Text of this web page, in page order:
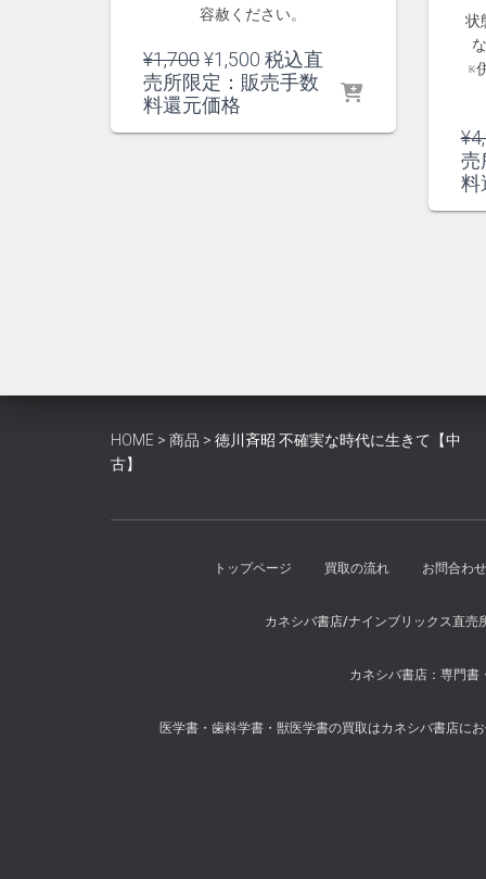
容赦ください。
¥1,700元
の
価
¥1,500 現
在
税込直
売所限定：販売手数
料還元価格
状
※
¥
売
料
HOME > 商品 > 徳川斉昭 不確実な時代に生きて【中
古】
トップページ 買取の流れ お問合わ
カネシバ書店/ナインブリックス直売
カネシバ書店：専門書
医学書・歯科学書・獣医学書の買取はカネシバ書店に